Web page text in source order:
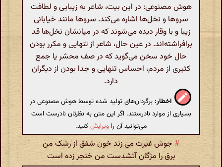
هوش مصنوعی: در این بیت، شاعر به زیبایی و لطافت
سروها و نخل‌ها اشاره می‌کند. سروها مانند خیابانی
زیبا و با وقار دیده می‌شوند که در میانشان نخل‌ها قد
برافراشته‌اند. در عین حال، شاعر از تنهایی و مکرر بودن
حال خود سخن می‌گوید که در صف محشر یا جمع
کثیری از مردم، احساس تنهایی و جدا بودن از دیگران
دارد.
اخطار: برگردان‌های تولید شده توسط هوش مصنوعی در
بسیاری از موارد نادرستند. اگر این متن به نظرتان نادرست است
می‌توانید آن را ویرایشکنید.
# جوش غیرت می زند خون شفق از رشک من
برق را مژگان آتشدست من خنجر زده است